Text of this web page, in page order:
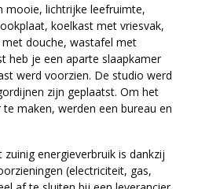
mooie, lichtrijke leefruimte,
koelkast met vriesvak,
douche, wastafel met
heb je een aparte slaapkamer
werd voorzien. De studio werd
zijn geplaatst. Om het
maken, werden een bureau en
energieverbruik is dankzij
(electriciteit, gas,